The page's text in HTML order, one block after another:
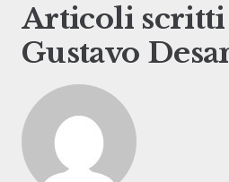
Articoli scritti
Gustavo